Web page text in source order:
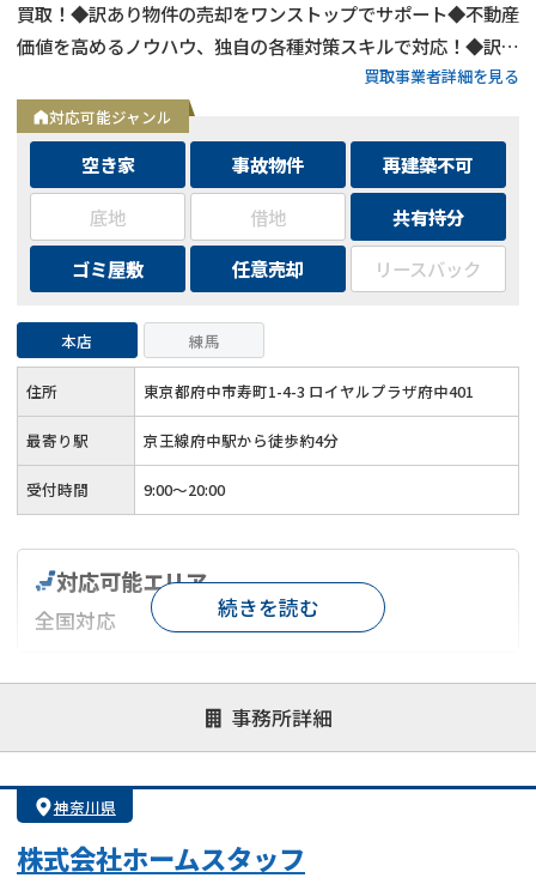
買取！◆訳あり物件の売却をワンストップでサポート◆不動産
価値を高めるノウハウ、独自の各種対策スキルで対応！◆訳あ
買取事業者詳細を見る
対応可能ジャンル
空き家 事故物件
再建築不可
底地
借地
共有持分
ゴミ屋敷
任意売却 リースバック
本店 練馬
住所 東京都府中市寿町1-4-3 ロイヤルプラザ府中401
最寄り駅 京王線府中駅から徒歩約4分
受付時間 9:00～20:00
事務所詳細
対応可能エリア
全国対応
対応が親身 オンライン面談可能
レスポンスが早い
1億円以上の買取可
続きを読む
神奈川県
株式会社ホームスタッフ